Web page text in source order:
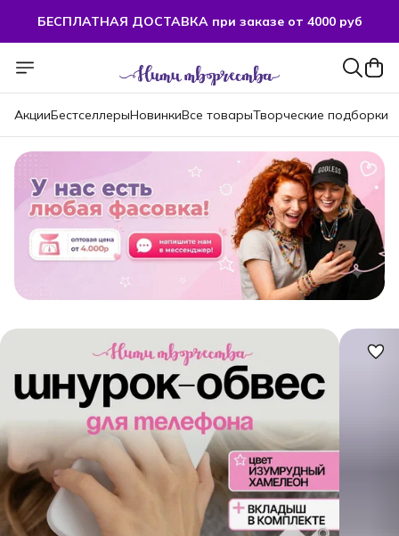
БЕСПЛАТНАЯ ДОСТАВКА при заказе от 4000 руб
БЕСПЛАТНАЯ ДОСТАВКА при заказе от 4000 руб
АкцииБестселлерыНовинкиВсе товарыТворческие подборки